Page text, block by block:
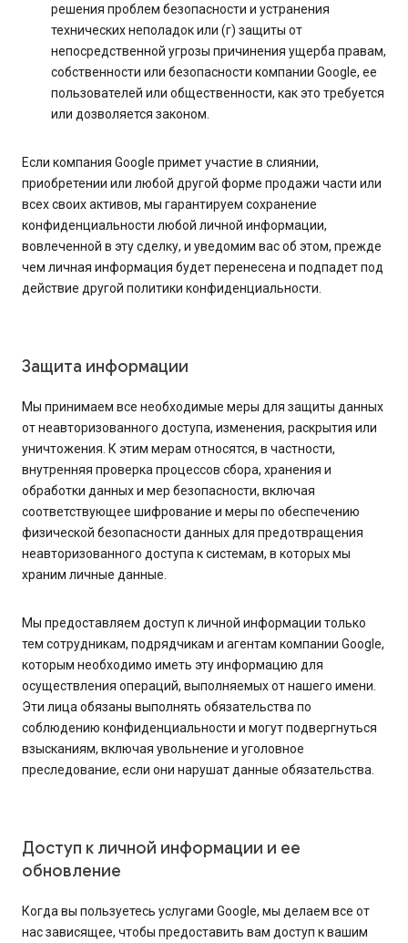
решения проблем безопасности и устранения
технических неполадок или (г) защиты от
непосредственной угрозы причинения ущерба правам,
собственности или безопасности компании Google, ее
пользователей или общественности, как это требуется
или дозволяется законом.
Если компания Google примет участие в слиянии,
приобретении или любой другой форме продажи части или
всех своих активов, мы гарантируем сохранение
конфиденциальности любой личной информации,
вовлеченной в эту сделку, и уведомим вас об этом, прежде
чем личная информация будет перенесена и подпадет под
действие другой политики конфиденциальности.
Защита информации
Мы принимаем все необходимые меры для защиты данных
от неавторизованного доступа, изменения, раскрытия или
уничтожения. К этим мерам относятся, в частности,
внутренняя проверка процессов сбора, хранения и
обработки данных и мер безопасности, включая
соответствующее шифрование и меры по обеспечению
физической безопасности данных для предотвращения
неавторизованного доступа к системам, в которых мы
храним личные данные.
Мы предоставляем доступ к личной информации только
тем сотрудникам, подрядчикам и агентам компании Google,
которым необходимо иметь эту информацию для
осуществления операций, выполняемых от нашего имени.
Эти лица обязаны выполнять обязательства по
соблюдению конфиденциальности и могут подвергнуться
взысканиям, включая увольнение и уголовное
преследование, если они нарушат данные обязательства.
Доступ к личной информации и ее
обновление
Когда вы пользуетесь услугами Google, мы делаем все от
нас зависящее, чтобы предоставить вам доступ к вашим